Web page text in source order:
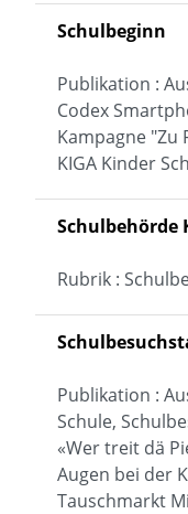
Schulbeginn
Publikation :
Codex
Kampagne "Zu
KIGA Kinder
Schulbehörde
Rubrik :
Publikation :
Schule,
«Wer treit dä
Augen bei der
Tauschmarkt